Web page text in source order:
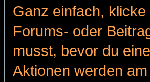
Ganz einfach,
Forums- oder
musst, bevor du
Aktionen werden